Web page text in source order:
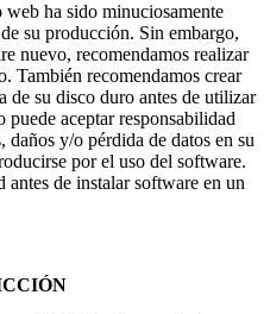
ha sido minuciosamente
su producción. Sin embargo,
nuevo, recomendamos realizar
También recomendamos crear
de su disco duro antes de utilizar
aceptar responsabilidad
y/o pérdida de datos en su
por el uso del software.
antes de instalar software en un